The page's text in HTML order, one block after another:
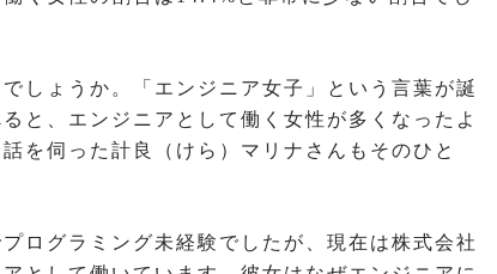
しょうか。「エンジニア女子」という言葉が誕
と、エンジニアとして働く女性が多くなったよ
を伺った計良（けら）マリナさんもそのひと
ログラミング未経験でしたが、現在は株式会社